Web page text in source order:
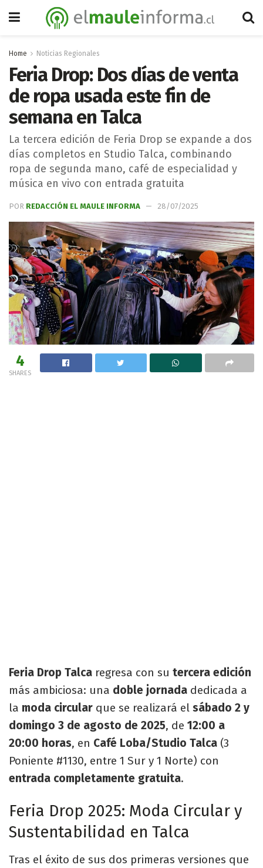
Home Noticias Regionales
Feria Drop: Dos días de venta
de ropa usada este fin de
semana en Talca
La tercera edición de Feria Drop se expande a dos
días completos en Studio Talca, combinando
ropa de segunda mano, café de especialidad y
música en vivo con entrada gratuita
POR REDACCIÓN EL MAULE INFORMA 28/07/2025
4
SHARES
Feria Drop Talca regresa con su tercera edición
más ambiciosa: una doble jornada dedicada a
la moda circular que se realizará el sábado 2 y
domingo 3 de agosto de 2025, de 12:00 a
20:00 horas, en Café Loba/Studio Talca (3
Poniente #1130, entre 1 Sur y 1 Norte) con
entrada completamente gratuita.
Feria Drop 2025: Moda Circular y
Sustentabilidad en Talca
Tras el éxito de sus dos primeras versiones que